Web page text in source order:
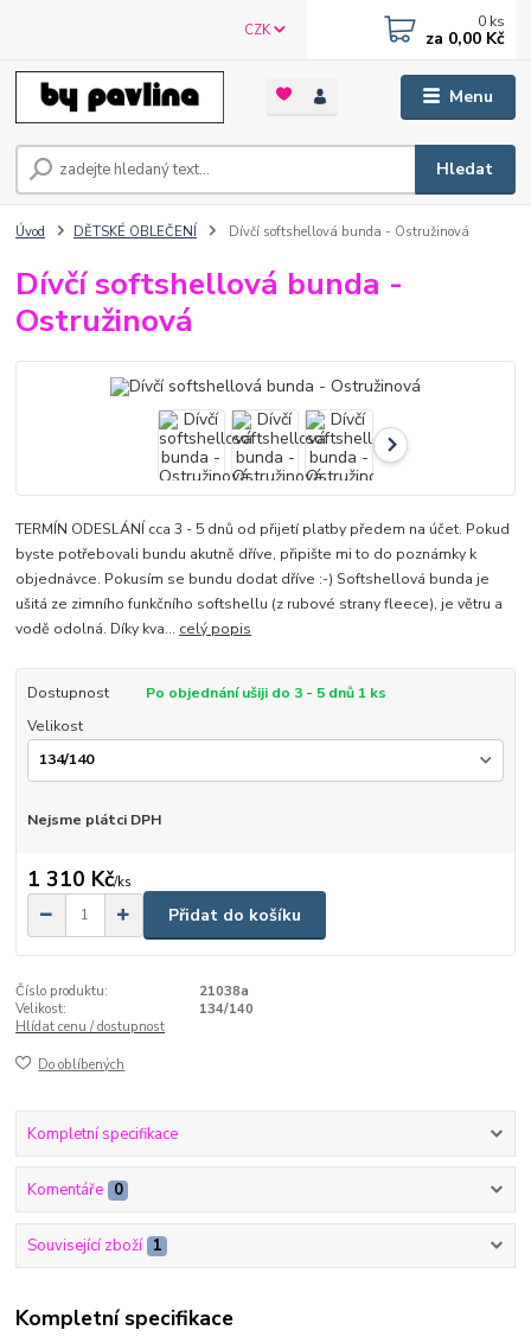
Menu
CZK
Hledat
0 ks
za 0,00 Kč
Úvod DĚTSKÉ OBLEČENÍ Dívčí softshellová bunda - Ostružinová
Dívčí softshellová bunda -
Ostružinová
TERMÍN ODESLÁNÍ cca 3 - 5 dnů od přijetí platby předem na účet. Pokud
byste potřebovali bundu akutně dříve, připište mi to do poznámky k
objednávce. Pokusím se bundu dodat dříve :-) Softshellová bunda je
ušitá ze zimního funkčního softshellu (z rubové strany fleece), je větru a
vodě odolná. Díky kva... celý popis
Dostupnost
Po objednání ušiji do 3 - 5 dnů 1 ks
Velikost
Nejsme plátci DPH
1 310 Kč/ks
Přidat do košíku
Číslo produktu:
21038a
Velikost:
134/140
Hlídat cenu / dostupnost
Do oblíbených
Kompletní specifikace
Komentáře 0
Související zboží 1
Kompletní specifikace